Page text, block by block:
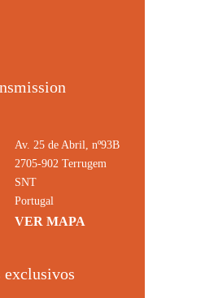
Av. 25 de Abril, nº93B
2705-902 Terrugem
SNT
Portugal
VER MAPA
exclusivos